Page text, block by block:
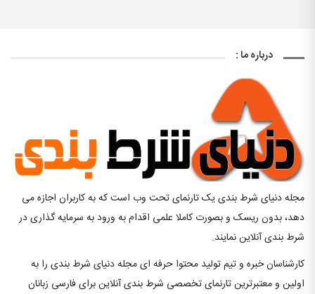
درباره ما :
مجله دنیای شرط بندی یک تارنمای تحت وب است که به کاربران اجازه می
دهد، بدون ریسک و بصورت کاملا علمی اقدام به ورود به سرمایه گذاری در
شرط بندی آنلاین نمایند.
کارشناسان خبره و تیم تولید محتوا حرفه ای مجله دنیای شرط بندی را به
اولین و معتبرترین تارنمای تخصصی شرط بندی آنلاین برای فارسی زبانان